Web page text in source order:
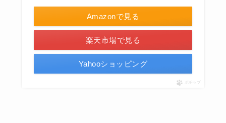
Amazonで見る
楽天市場で見る
Yahooショッピング
ポチップ